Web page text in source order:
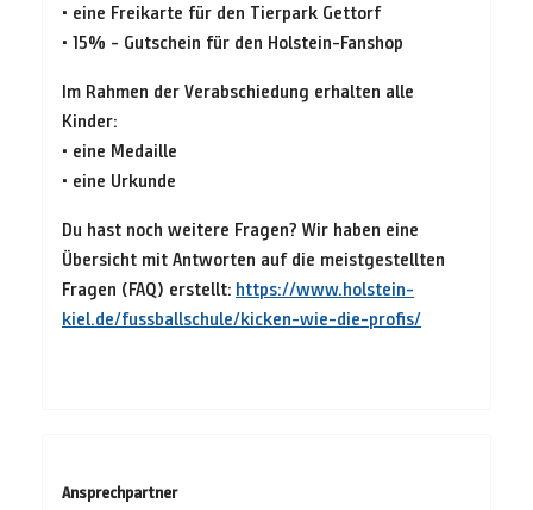
• eine Freikarte für den Tierpark Gettorf
• 15% - Gutschein für den Holstein-Fanshop
Im Rahmen der Verabschiedung erhalten alle
Kinder:
• eine Medaille
• eine Urkunde
Du hast noch weitere Fragen? Wir haben eine
Übersicht mit Antworten auf die meistgestellten
Fragen (FAQ) erstellt: https://www.holstein-
kiel.de/fussballschule/kicken-wie-die-profis/
Ansprechpartner